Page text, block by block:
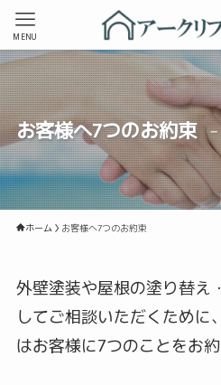
MENU
お客様へ7つのお約束 –
ホーム お客様へ7つのお約束
外壁塗装や屋根の塗り替え
してご相談いただくために
はお客様に7つのことをお